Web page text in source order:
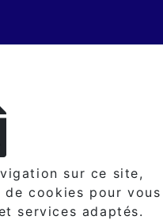
sur ce site,
cookies pour vous
services adaptés.